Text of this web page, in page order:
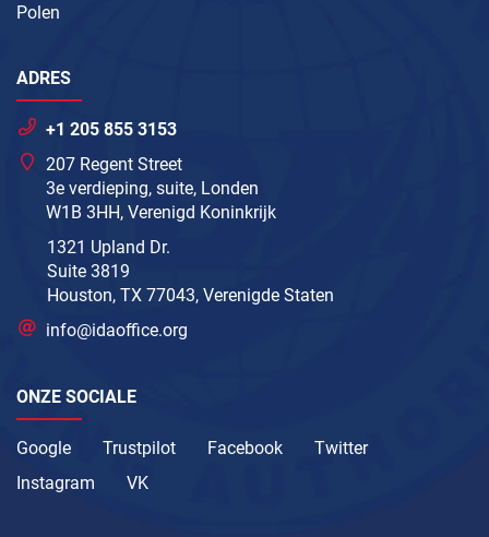
Polen
ADRES
+1 205 855 3153
207 Regent Street
3e verdieping, suite, Londen
W1B 3HH, Verenigd Koninkrijk
1321 Upland Dr.
Suite 3819
Houston, TX 77043, Verenigde Staten
info@idaoffice.org
ONZE SOCIALE
Google Trustpilot Facebook
Twitter
Instagram
VK